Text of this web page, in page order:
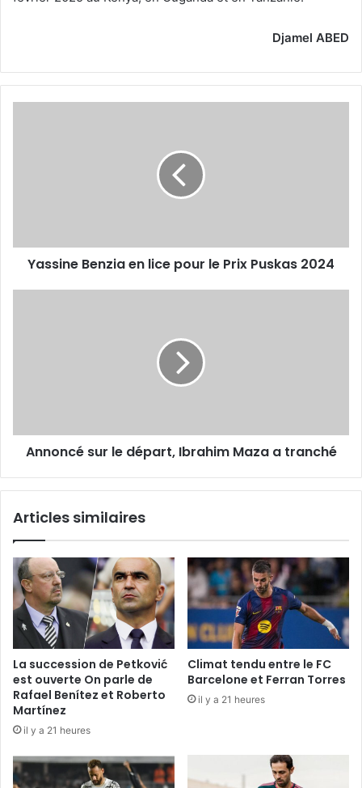
Djamel ABED
2024
Yassine Benzia en lice pour le Prix Puskas 2024
Annoncé sur le départ, Ibrahim Maza a tranché
Articles similaires
La succession de Petković
est ouverte On parle de
Rafael Benítez et Roberto
Martínez
il y a 21 heures
Climat tendu entre le FC
Barcelone et Ferran Torres
il y a 21 heures